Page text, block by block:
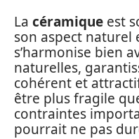
La céramique est
son aspect naturel
s’harmonise bien
naturelles,
cohérent et
être plus fragile
contraintes
pourrait ne pas